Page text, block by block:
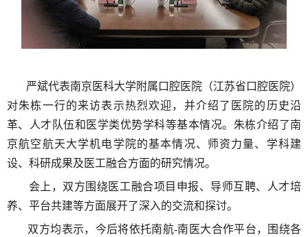
严斌代表南京医科大学附属口腔医院（江苏省口腔医院）
对朱栋一行的来访表示热烈欢迎，并介绍了医院的历史沿
革、人才队伍和医学类优势学科等基本情况。朱栋介绍了南
京航空航天大学机电学院的基本情况、师资力量、学科建
设、科研成果及医工融合方面的研究情况。
会上，双方围绕医工融合项目申报、导师互聘、人才培
养、平台共建等方面展开了深入的交流和探讨。
双方均表示，今后将依托南航-南医大合作平台，围绕各